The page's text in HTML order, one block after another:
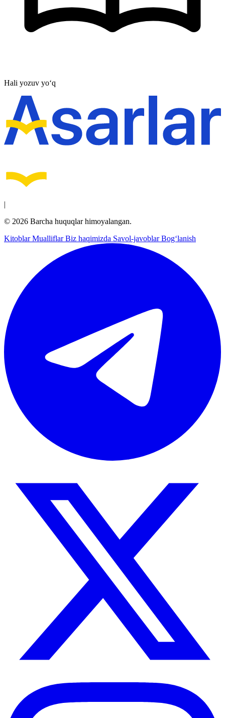
Hali yozuv yo‘q
|
© 2026 Barcha huquqlar himoyalangan.
KitoblarMualliflarBiz haqimizda Savol-javoblarBog‘lanish